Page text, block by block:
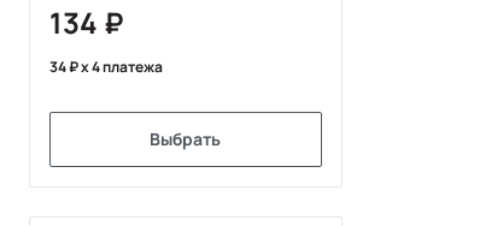
134
34 x 4 платежа
Выбрать